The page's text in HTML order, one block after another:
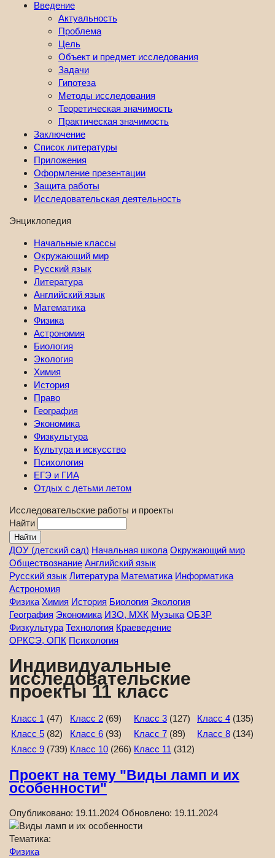
Введение
Актуальность
Проблема
Цель
Объект и предмет исследования
Задачи
Гипотеза
Методы исследования
Теоретическая значимость
Практическая значимость
Заключение
Список литературы
Приложения
Оформление презентации
Защита работы
Исследовательская деятельность
Энциклопедия
Начальные классы
Окружающий мир
Русский язык
Литература
Английский язык
Математика
Физика
Астрономия
Биология
Экология
Химия
История
Право
География
Экономика
Физкультура
Культура и искусство
Психология
ЕГЭ и ГИА
Отдых с детьми летом
Исследовательские работы и проекты
Найти
ДОУ (детский сад) Начальная школа Окружающий мир
Обществознание Английский язык
Русский язык Литература Математика Информатика
Астрономия
Физика Химия История Биология Экология
География Экономика ИЗО, МХК Музыка ОБЗР
Физкультура Технология Краеведение
ОРКСЭ, ОПК Психология
Индивидуальные
исследовательские
проекты 11 класс
Класс 1 (47) Класс 2 (69) Класс 3 (127) Класс 4 (135)
Класс 5 (82) Класс 6 (93) Класс 7 (89) Класс 8 (134)
Класс 9 (739) Класс 10 (266) Класс 11 (312)
Проект на тему "Виды ламп и их
особенности"
Опубликовано: 19.11.2024 Обновлено: 19.11.2024
Тематика:
Физика